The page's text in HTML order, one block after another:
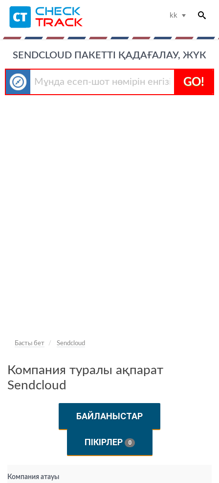
kk
SENDCLOUD ПАКЕТТІ ҚАДАҒАЛАУ, ЖҮК
GO!
Басты бет Sendcloud
Компания туралы ақпарат
Sendcloud
БАЙЛАНЫСТАР
ПІКІРЛЕР 0
Компания атауы